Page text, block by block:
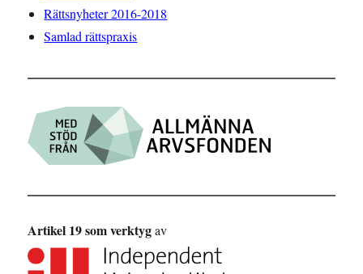
Rättsnyheter 2016-2018
Samlad rättspraxis
Artikel 19 som verktygav